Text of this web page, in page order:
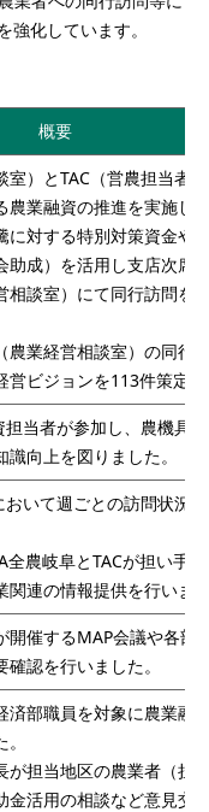
強化しています。
概要
室）とTAC（営農担当者
農業融資の推進を実施し
に対する特別対策資金や
助成）を活用し支店次席
相談室）にて同行訪問を
農業経営相談室）の同行
営ビジョンを113件策定
担当者が参加し、農機具
向上を図りました。
おいて週ごとの訪問状況
全農岐阜とTACが担い手
関連の情報提供を行いま
開催するMAP会議や各部
認を行いました。
済部職員を対象に農業融
が担当地区の農業者（担
金活用の相談など意見交